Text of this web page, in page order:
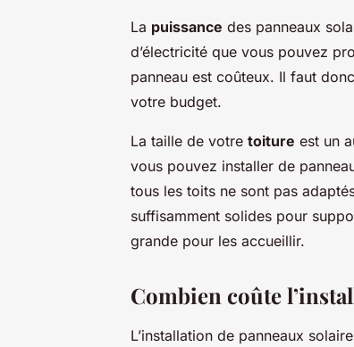
La puissance des panneaux
d’électricité que vous pouvez
panneau est coûteux. Il faut
votre budget.
La taille de votre toiture est un
vous pouvez installer de
tous les toits ne sont pas
suffisamment solides pour
grande pour les accueillir.
Combien coûte
L’installation de panneaux